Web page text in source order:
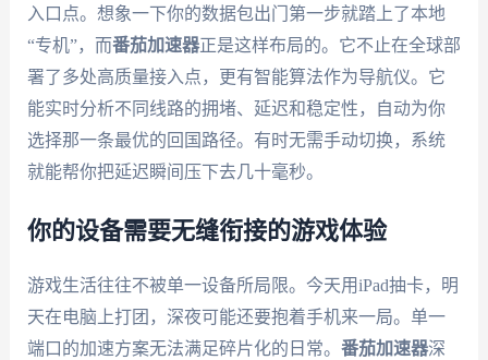
入口点。想象一下你的数据包出门第一步就踏上了本地
“专机”，而番茄加速器正是这样布局的。它不止在全球部
署了多处高质量接入点，更有智能算法作为导航仪。它
能实时分析不同线路的拥堵、延迟和稳定性，自动为你
选择那一条最优的回国路径。有时无需手动切换，系统
就能帮你把延迟瞬间压下去几十毫秒。
你的设备需要无缝衔接的游戏体验
游戏生活往往不被单一设备所局限。今天用iPad抽卡，明
天在电脑上打团，深夜可能还要抱着手机来一局。单一
端口的加速方案无法满足碎片化的日常。 番茄加速器深